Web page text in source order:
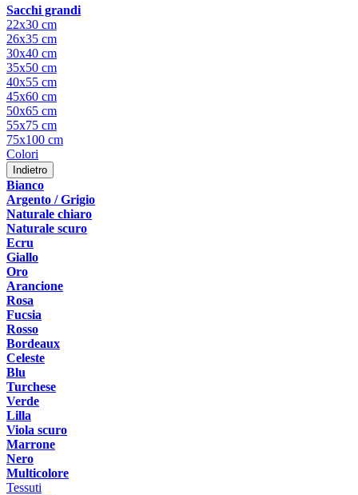
Sacchi grandi
22x30 cm
26x35 cm
30x40 cm
35x50 cm
40x55 cm
45x60 cm
50x65 cm
55x75 cm
75x100 cm
Colori
Indietro
Bianco
Argento / Grigio
Naturale chiaro
Naturale scuro
Ecru
Giallo
Oro
Arancione
Rosa
Fucsia
Rosso
Bordeaux
Celeste
Blu
Turchese
Verde
Lilla
Viola scuro
Marrone
Nero
Multicolore
Tessuti